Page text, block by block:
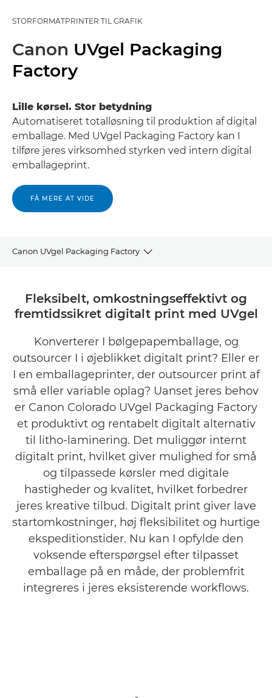
STORFORMATPRINTER TIL GRAFIK
Canon UVgel Packaging
Factory
Lille kørsel. Stor betydning
Automatiseret totalløsning til produktion af digital
emballage. Med UVgel Packaging Factory kan I
tilføre jeres virksomhed styrken ved intern digital
emballageprint.
FÅ MERE AT VIDE
Canon UVgel Packaging Factory
Kundecase
Galleri
Hvorfor UVgel?
Fleksibelt, omkostningseffektivt og
fremtidssikret digitalt print med UVgel
Konverterer I bølgepapemballage, og
outsourcer I i øjeblikket digitalt print? Eller er
I en emballageprinter, der outsourcer print af
små eller variable oplag? Uanset jeres behov
er Canon Colorado UVgel Packaging Factory
et produktivt og rentabelt digitalt alternativ
til litho-laminering. Det muliggør internt
digitalt print, hvilket giver mulighed for små
og tilpassede kørsler med digitale
hastigheder og kvalitet, hvilket forbedrer
jeres kreative tilbud. Digitalt print giver lave
startomkostninger, høj fleksibilitet og hurtige
ekspeditionstider. Nu kan I opfylde den
voksende efterspørgsel efter tilpasset
emballage på en måde, der problemfrit
integreres i jeres eksisterende workflows.